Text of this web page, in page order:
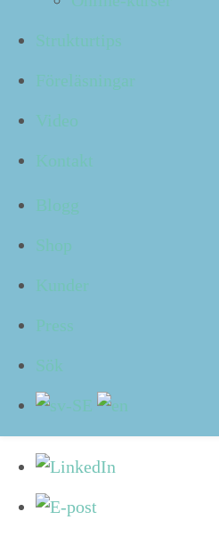
Strukturtips
Föreläsningar
Video
Kontakt
Blogg
Shop
Kunder
Press
Sök
10
maj arranger­ar Lära
Kursen är för dig som vill
dagen och vill du kun­na
i vardagen.
Du får lära dig hur du
prak­tiska verk­tyg som
Teo­ri­avs­nitt var­vas med